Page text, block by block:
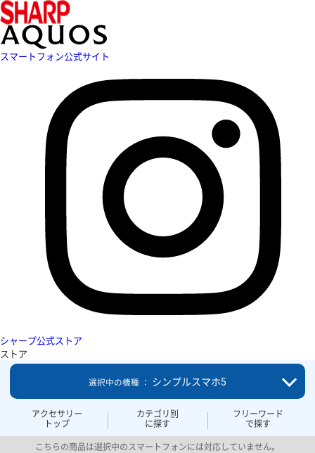
スマートフォン公式サイト
シャープ公式ストア
ストア
アクセサリー
トップ
カテゴリ別
に探す
フリーワード
で探す
選択中の機種 ： シンプルスマホ5
こちらの商品は選択中のスマートフォンには対応していません。